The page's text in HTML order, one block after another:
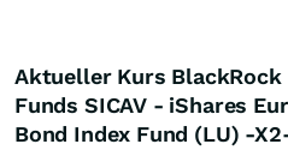
Aktueller Kurs BlackRock
Funds SICAV - iShares
Bond Index Fund (LU) -